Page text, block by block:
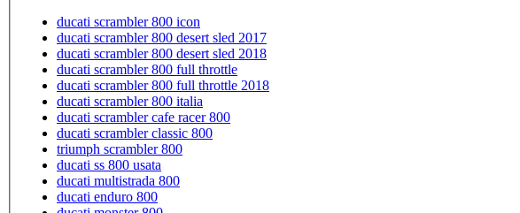
ducati scrambler 800 icon
ducati scrambler 800 desert sled 2017
ducati scrambler 800 desert sled 2018
ducati scrambler 800 full throttle
ducati scrambler 800 full throttle 2018
ducati scrambler 800 italia
ducati scrambler cafe racer 800
ducati scrambler classic 800
triumph scrambler 800
ducati ss 800 usata
ducati multistrada 800
ducati enduro 800